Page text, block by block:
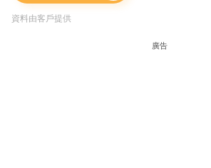
資料由客戶提供
廣告